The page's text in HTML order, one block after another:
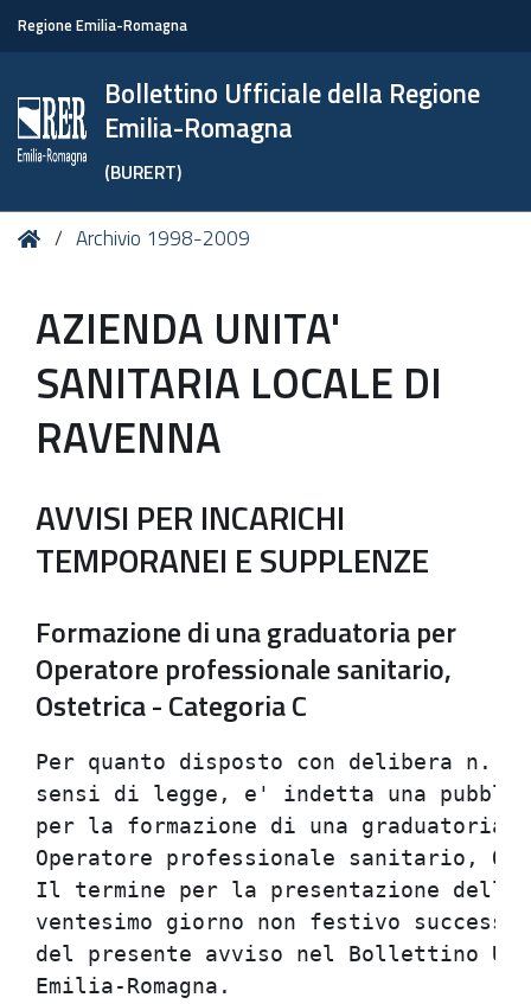
Regione Emilia-Romagna
Bollettino Ufficiale della Regione
Emilia-Romagna
(BURERT)
Tu HomeArchivio 1998-2009
AZIENDA UNITA'
SANITARIA LOCALE DI
RAVENNA
AVVISI PER INCARICHI
TEMPORANEI E SUPPLENZE
Formazione di una graduatoria per
Operatore professionale sanitario,
Ostetrica - Categoria C
Per quanto disposto con
sensi di legge, e' indetta
per la formazione
Operatore professionale
Il termine per la presentazione
ventesimo giorno non festivo
del presente avviso nel
Emilia-